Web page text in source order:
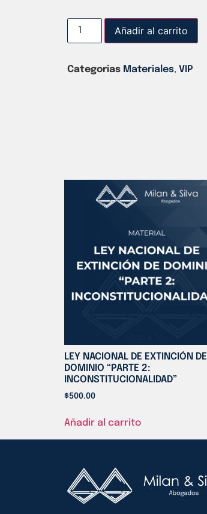
Añadir al carrito
Categorias Materiales, VIP
LEY NACIONAL DE EXTINCIÓN DE
DOMINIO “PARTE 2:
INCONSTITUCIONALIDAD”
$500.00
Añadir al carrito